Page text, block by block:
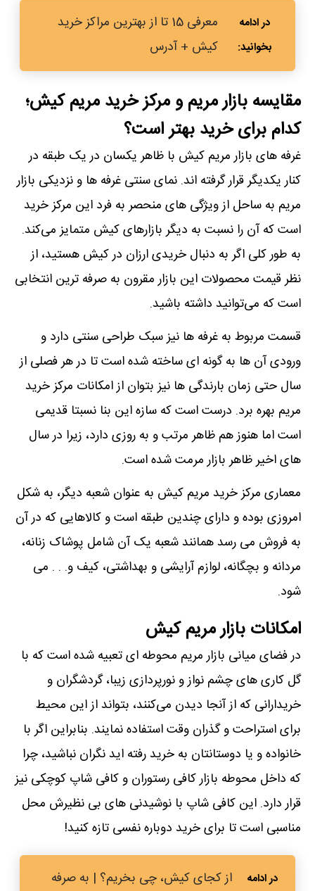
معرفی 15 تا از بهترین مراکز خرید
کیش + آدرس
مقایسه بازار مریم و مرکز خرید مریم کیش؛
کدام برای خرید بهتر است؟
غرفه های بازار مریم کیش با ظاهر یکسان در یک طبقه در
کنار یکدیگر قرار گرفته اند. نمای سنتی غرفه ‌ها و نزدیکی بازار
مریم به ساحل از ویژگی ‌های منحصر به فرد این مرکز خرید
است که آن را نسبت به دیگر بازارهای کیش متمایز می‌کند.
به طور کلی اگر به دنبال خریدی ارزان در کیش هستید، از
نظر قیمت محصولات این بازار مقرون به صرفه ‌ترین انتخابی
است که می‌توانید داشته باشید.
قسمت مربوط به غرفه ‌ها نیز سبک طراحی سنتی دارد و
ورودی آن ‌ها به گونه ‌ای ساخته شده است تا در هر فصلی از
سال حتی زمان بارندگی ‌ها نیز بتوان از امکانات مرکز خرید
مریم بهره برد. درست است که سازه این بنا نسبتا قدیمی
است اما هنوز هم ظاهر مرتب و به روزی دارد، زیرا در سال
‌های اخیر ظاهر بازار مرمت شده است.
معماری مرکز خرید مریم کیش به عنوان شعبه دیگر، به شکل
امروزی بوده و دارای چندین طبقه است و کالاهایی که در آن
به فروش می رسد همانند شعبه یک آن شامل پوشاک زنانه،
مردانه و بچگانه، لوازم آرایشی و بهداشتی، کیف و. . . می
شود.
امکانات بازار مریم کیش
در فضای میانی بازار مریم محوطه ‌ای تعبیه شده است که با
گل کاری‌ های چشم نواز و نورپردازی زیبا، گردشگران و
خریدارانی که از آنجا دیدن می‌کنند، بتواند از این محیط
برای استراحت و گذران وقت استفاده نمایند. بنابراین اگر با
خانواده و یا دوستانتان به خرید رفته اید نگران نباشید، چرا
که داخل محوطه‌ بازار کافی رستوران و کافی شاپ کوچکی نیز
قرار دارد. این کافی شاپ با نوشیدنی ‌های بی ‌نظیرش محل
مناسبی است تا برای خرید دوباره نفسی تازه کنید!
از کجای کیش، چی بخریم؟ | به صرفه